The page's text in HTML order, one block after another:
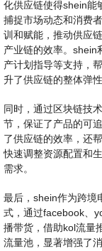
化供应链使得shein能
捕捉市场动态和消费
训和赋能，推动供应
产业链的效率。shein
产计划指导等支持，
升了供应链的整体弹性
同时，通过区块链技
节，保证了产品的可
了供应链的效率，还
快速调整资源配置和
需求。
最后，shein作为跨境
式，通过facebook、
播带货，借助kol流量
流量池，显著增强了